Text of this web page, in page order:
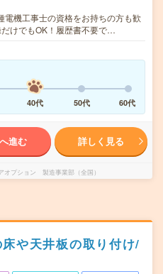
機工事士の資格をお持ちの方も歓
けでもOK！履歴書不要で…
40代 50代 60代
進む 詳しく見る
オプション 製造事業部（全国）
床や天井板の取り付け/